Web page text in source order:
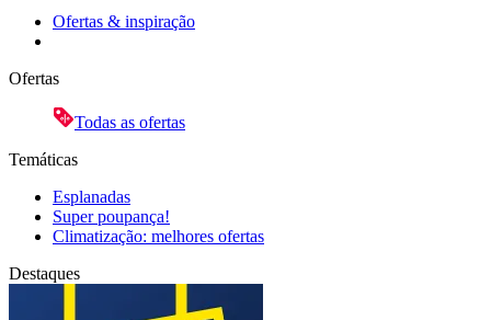
Ofertas & inspiração
Ofertas
Todas as ofertas
Temáticas
Esplanadas
Super poupança!
Climatização: melhores ofertas
Destaques